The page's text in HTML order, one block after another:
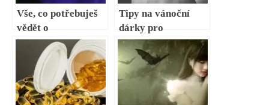
Vše, co potřebuješ
vědět o
cholesterolu: Jaký
je jeho význam?
Tipy na vánoční
dárky pro
milovníky fitness